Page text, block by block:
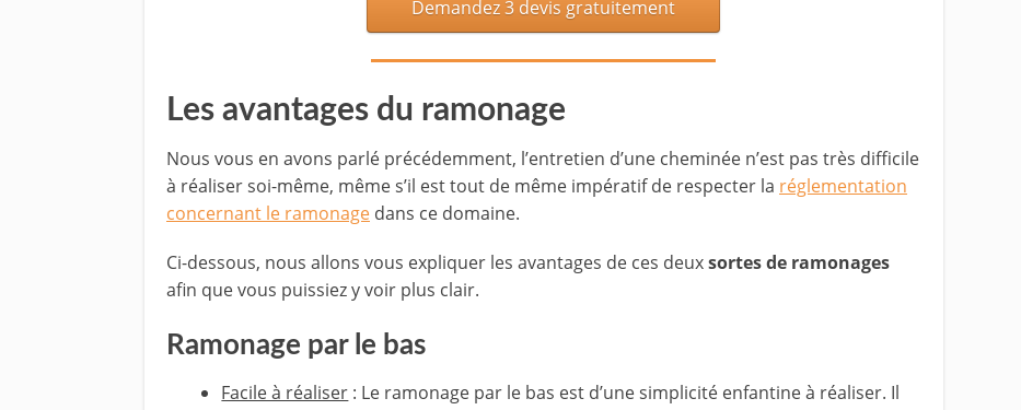
Demandez 3 devis gratuitement
Les avantages du ramonage
Nous vous en avons parlé précédemment, l’entretien d’une cheminée n’est pas très difficile
à réaliser soi-même, même s’il est tout de même impératif de respecter la réglementation
concernant le ramonage dans ce domaine.
Ci-dessous, nous allons vous expliquer les avantages de ces deuxsortes de ramonages
afin que vous puissiez y voir plus clair.
Ramonage par le bas
Facile à réaliser : Le ramonage par le bas est d’une simplicité enfantine à réaliser. Il